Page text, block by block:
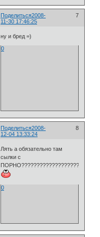
Поделиться 7
2008-
11-30 17:46:25
ну и бред =)
0
Поделиться 8
2008-
12-04 13:33:24
Лять а обязательно там
сылки с
ПОРНО???????????????????
0